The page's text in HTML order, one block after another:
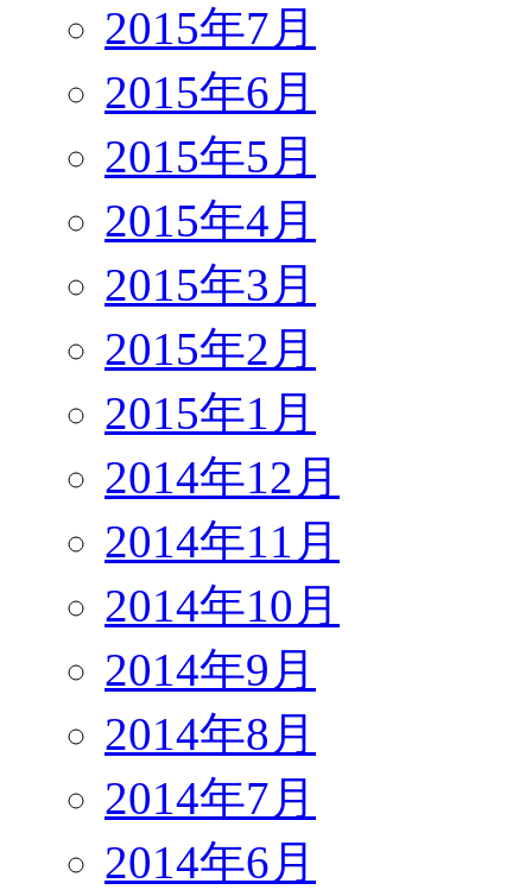
2015年7月
2015年6月
2015年5月
2015年4月
2015年3月
2015年2月
2015年1月
2014年12月
2014年11月
2014年10月
2014年9月
2014年8月
2014年7月
2014年6月